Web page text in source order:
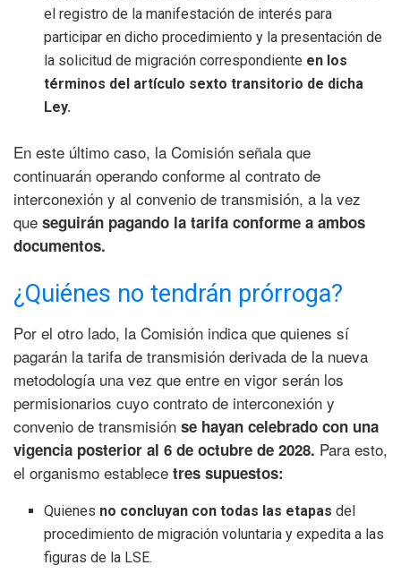
el registro de la manifestación de interés para
participar en dicho procedimiento y la presentación de
la solicitud de migración correspondiente en los
términos del artículo sexto transitorio de dicha
Ley.
En este último caso, la Comisión señala que
continuarán operando conforme al contrato de
interconexión y al convenio de transmisión, a la vez
que seguirán pagando la tarifa conforme a ambos
documentos.
¿Quiénes no tendrán prórroga?
Por el otro lado, la Comisión indica que quienes sí
pagarán la tarifa de transmisión derivada de la nueva
metodología una vez que entre en vigor serán los
permisionarios cuyo contrato de interconexión y
convenio de transmisión se hayan celebrado con una
vigencia posterior al 6 de octubre de 2028. Para esto,
el organismo establece tres supuestos:
Quienes no concluyan con todas las etapasdel
procedimiento de migración voluntaria y expedita a las
figuras de la LSE.